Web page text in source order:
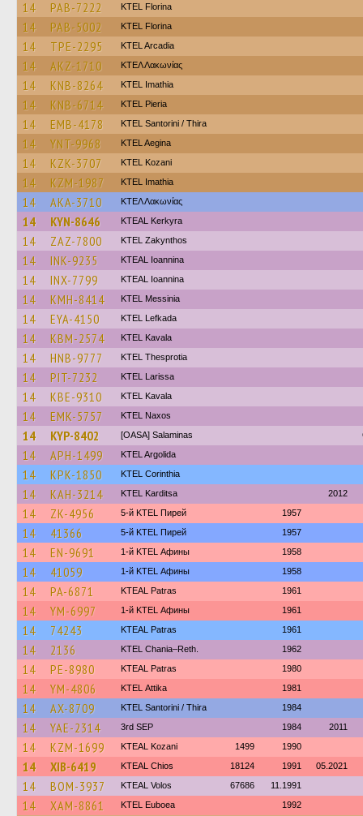
14 PAB-7222 KTEL Florina
14 PAB-5002 KTEL Florina
14 TPE-2295 KTEL Arcadia
14 AKZ-1710 ΚΤΕΛ Λακωνίας
14 KNB-8264 KTEL Imathia
14 KNB-6714 KTEL Pieria
14 EMB-4178 KTEL Santorini / Thira
14 YNT-9968 KTEL Aegina
14 KZK-3707 ΚΤΕL Kozani
14 KZM-1987 KTEL Imathia
14 AKA-3710 ΚΤΕΛ Λακωνίας
14 KYN-8646 KTEAL Kerkyra
14 ZAZ-7800 KTEL Zakynthos
14 INK-9235 KTEAL Ioannina
14 INX-7799 KTEAL Ioannina
14 KMH-8414 KTEL Messinia
14 EYA-4150 KTEL Lefkada
14 KBM-2574 KTEL Kavala
14 HNB-9777 KTEL Thesprotia
14 PIT-7232 KTEL Larissa
14 KBE-9310 KTEL Kavala
14 EMK-5757 KTEL Naxos
14 KYP-8402 [OASA] Salaminas
14 APH-1499 KTEL Argolida
14 KPK-1850 KTEL Corinthia
14 KAH-3214 ΚΤΕL Karditsa 2012
14 ZK-4956 5-й KTEL Пирей 1957
14 41366 5-й KTEL Пирей 1957
14 EN-9691 1-й KTEL Афины 1958
14 41059 1-й KTEL Афины 1958
14 PA-6871 KTEAL Patras 1961
14 YM-6997 1-й KTEL Афины 1961
14 74243 KTEAL Patras 1961
14 2136 KTEL Chania–Reth. 1962
14 PE-8980 KTEAL Patras 1980
14 YM-4806 KΤΕL Αttika 1981
14 AX-8709 KTEL Santorini / Thira 1984
14 YAE-2314 3rd SEP 1984 2011
14 KZM-1699 KTEAL Kozani 1499 1990
14 XIB-6419 KTEAL Chios 18124 1991 05.2021
14 BOM-3937 KTEAL Volos 67686 11.1991
14 XAM-8861 ΚΤΕL Euboea 1992